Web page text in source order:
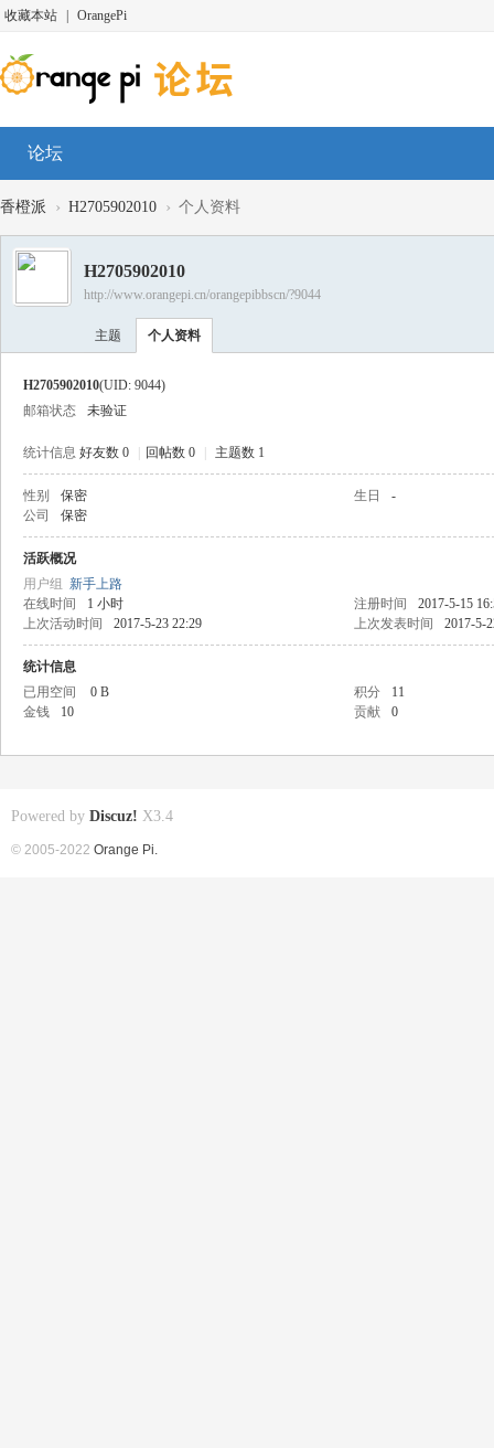
收藏本站 OrangePi
论坛
香橙派 › H2705902010 › 个人资料
H2705902010
http://www.orangepi.cn/orangepibbscn/?9044
主题 个人资料
H2705902010(UID: 9044)
邮箱状态
未验证
统计信息 好友数 0 回帖数 0 主题数 1
性别 保密 生日
-
公司
保密
活跃概况
用户组 新手上路
在线时间
1 小时 注册时间
2017-5-15
上次活动时间
2017-5-23 22:29 上次发表时间 2017-5-
统计信息
已用空间
0 B 积分
11
金钱
10 贡献 0
Powered by Discuz! X3.4
© 2005-2022 Orange Pi.